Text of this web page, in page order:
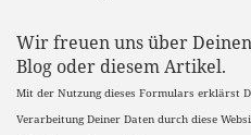
Wir freuen uns über
Blog oder diesem Artikel.
Mit der Nutzung dieses Formulars erklärst
Verarbeitung Deiner Daten durch diese